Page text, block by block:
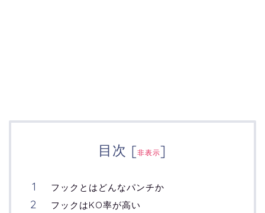
目次 [非表示]
フックとはどんなパンチか
フックはKO率が高い